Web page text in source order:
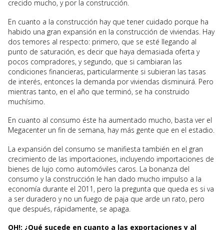
crecido mucho, y por la construcción.
En cuanto a la construcción hay que tener cuidado porque ha
habido una gran expansión en la construcción de viviendas. Hay
dos temores al respecto: primero, que se esté llegando al
punto de saturación, es decir que haya demasiada oferta y
pocos compradores, y segundo, que si cambiaran las
condiciones financieras, particularmente si subieran las tasas
de interés, entonces la demanda por viviendas disminuirá. Pero
mientras tanto, en el año que terminó, se ha construido
muchísimo.
En cuanto al consumo éste ha aumentado mucho, basta ver el
Megacenter un fin de semana, hay más gente que en el estadio.
La expansión del consumo se manifiesta también en el gran
crecimiento de las importaciones, incluyendo importaciones de
bienes de lujo como automóviles caros. La bonanza del
consumo y la construcción le han dado mucho impulso a la
economía durante el 2011, pero la pregunta que queda es si va
a ser duradero y no un fuego de paja que arde un rato, pero
que después, rápidamente, se apaga.
OH!: ¿Qué sucede en cuanto a las exportaciones y al